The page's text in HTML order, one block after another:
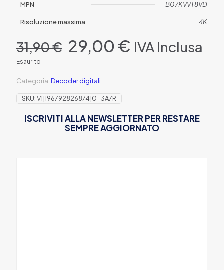
MPN B07KVVT8VD
Risoluzione massima 4K
31,90€ Il
prezzo
era:
31,90 €.
29,00€ Il
prezzo
IVA Inclusa
Esaurito
Categoria:Decoder digitali
SKU:V1|196792826874|0-3A7R
ISCRIVITI ALLA NEWSLETTER PER RESTARE
SEMPRE AGGIORNATO